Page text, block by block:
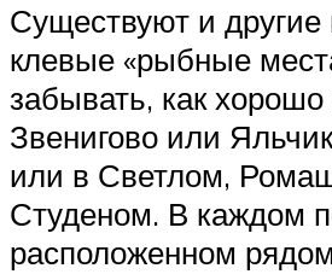
Существуют и другие
клевые «рыбные
забывать, как
Звенигово или
или в Светлом,
Студеном. В каждом
расположенном